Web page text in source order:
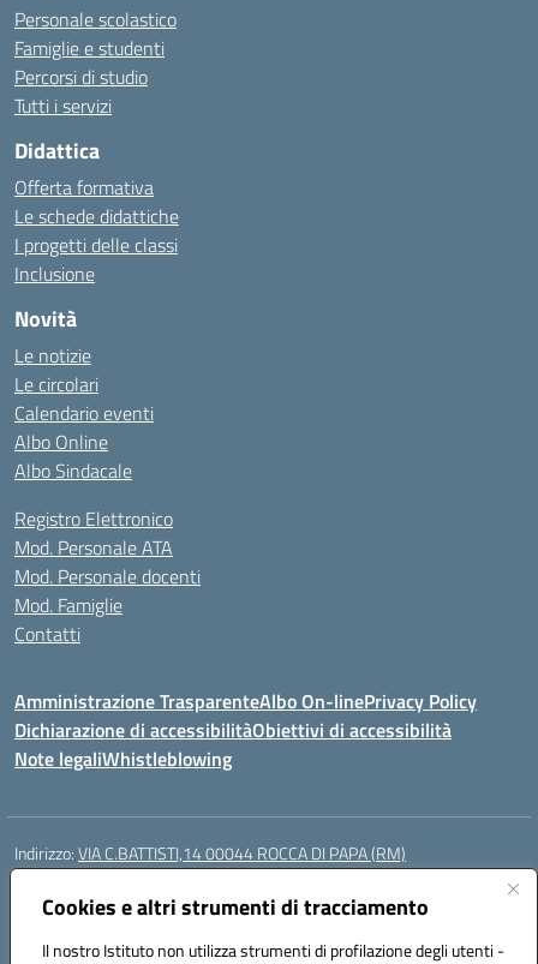
Cookies e altri strumenti di tracciamento
Il nostro Istituto non utilizza strumenti di profilazione degli utenti -
Personale scolastico
Famiglie e studenti
Percorsi di studio
Tutti i servizi
Didattica
Offerta formativa
Le schede didattiche
I progetti delle classi
Inclusione
Novità
Le notizie
Le circolari
Calendario eventi
Albo Online
Albo Sindacale
Registro Elettronico
Mod. Personale ATA
Mod. Personale docenti
Mod. Famiglie
Contatti
Amministrazione TrasparenteAlbo On-linePrivacy Policy
Dichiarazione di accessibilitàObiettivi di accessibilità
Note legaliWhistleblowing
Indirizzo:VIA C.BATTISTI,14 00044 ROCCA DI PAPA (RM)
Centralino:
Posta elettronica certificata (PEC):rmic8aq00n@pec.istruzione.it
Codice fiscale: 84002620585